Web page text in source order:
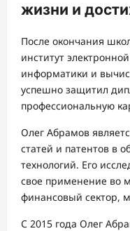
жизни и
После окончания
институт
информатики и
успешно защитил
профессиональную
Олег Абрамов
статей и патентов в
технологий. Его
свое применение во
финансовый сектор,
С 2015 года Олег